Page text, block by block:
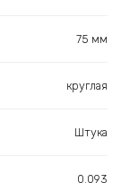
75 мм
круглая
Штука
0.093